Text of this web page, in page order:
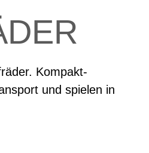
Kompakt-
und spielen in